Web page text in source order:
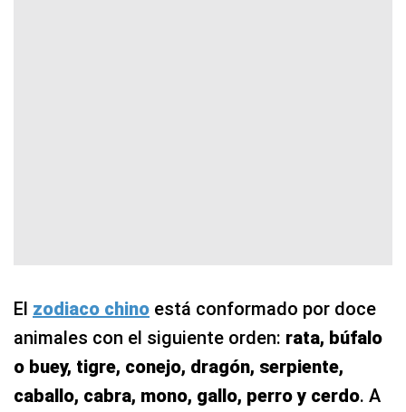
El zodiaco chino está conformado por doce
animales con el siguiente orden: rata, búfalo
o buey, tigre, conejo, dragón, serpiente,
caballo, cabra, mono, gallo, perro y cerdo. A